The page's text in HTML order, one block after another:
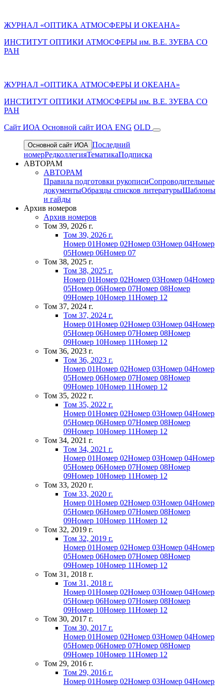
ЖУРНАЛ «ОПТИКА АТМОСФЕРЫ И ОКЕАНА»
ИНСТИТУТ ОПТИКИ АТМОСФЕРЫ им. В.Е. ЗУЕВА СО
РАН
ЖУРНАЛ «ОПТИКА АТМОСФЕРЫ И ОКЕАНА»
ИНСТИТУТ ОПТИКИ АТМОСФЕРЫ им. В.Е. ЗУЕВА СО
РАН
Cайт ИОА Основной сайт ИОА ENG OLD
Основной сайт ИОА Последний
номерРедколлегияТематикаПодписка
АВТОРАМ
АВТОРАМ
Правила подготовки рукописиСопроводительные
документыОбразцы списков литературыШаблоны
и гайды
Архив номеров
Архив номеров
Том 39, 2026 г.
Том 39, 2026 г.
Номер 01Номер 02Номер 03Номер 04Номер
05Номер 06Номер 07
Том 38, 2025 г.
Том 38, 2025 г.
Номер 01Номер 02Номер 03Номер 04Номер
05Номер 06Номер 07Номер 08Номер
09Номер 10Номер 11Номер 12
Том 37, 2024 г.
Том 37, 2024 г.
Номер 01Номер 02Номер 03Номер 04Номер
05Номер 06Номер 07Номер 08Номер
09Номер 10Номер 11Номер 12
Том 36, 2023 г.
Том 36, 2023 г.
Номер 01Номер 02Номер 03Номер 04Номер
05Номер 06Номер 07Номер 08Номер
09Номер 10Номер 11Номер 12
Том 35, 2022 г.
Том 35, 2022 г.
Номер 01Номер 02Номер 03Номер 04Номер
05Номер 06Номер 07Номер 08Номер
09Номер 10Номер 11Номер 12
Том 34, 2021 г.
Том 34, 2021 г.
Номер 01Номер 02Номер 03Номер 04Номер
05Номер 06Номер 07Номер 08Номер
09Номер 10Номер 11Номер 12
Том 33, 2020 г.
Том 33, 2020 г.
Номер 01Номер 02Номер 03Номер 04Номер
05Номер 06Номер 07Номер 08Номер
09Номер 10Номер 11Номер 12
Том 32, 2019 г.
Том 32, 2019 г.
Номер 01Номер 02Номер 03Номер 04Номер
05Номер 06Номер 07Номер 08Номер
09Номер 10Номер 11Номер 12
Том 31, 2018 г.
Том 31, 2018 г.
Номер 01Номер 02Номер 03Номер 04Номер
05Номер 06Номер 07Номер 08Номер
09Номер 10Номер 11Номер 12
Том 30, 2017 г.
Том 30, 2017 г.
Номер 01Номер 02Номер 03Номер 04Номер
05Номер 06Номер 07Номер 08Номер
09Номер 10Номер 11Номер 12
Том 29, 2016 г.
Том 29, 2016 г.
Номер 01Номер 02Номер 03Номер 04Номер